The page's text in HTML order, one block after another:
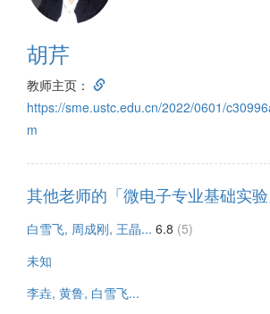
胡芹
教师主页：
https://sme.ustc.edu.cn/2022/0601/
m
其他老师的「微电子专业基础实
白雪飞, 周成刚, 王晶... 6.8 (5)
未知
李垚, 黄鲁, 白雪飞...